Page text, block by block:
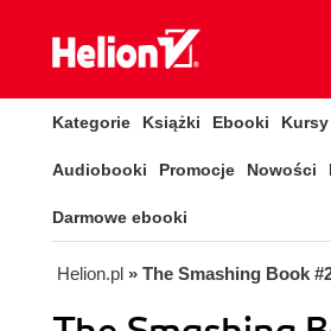
Kategorie Książki Ebooki
Audiobooki Promocje Nowości
Darmowe ebooki
Helion.pl » The Smashing Book